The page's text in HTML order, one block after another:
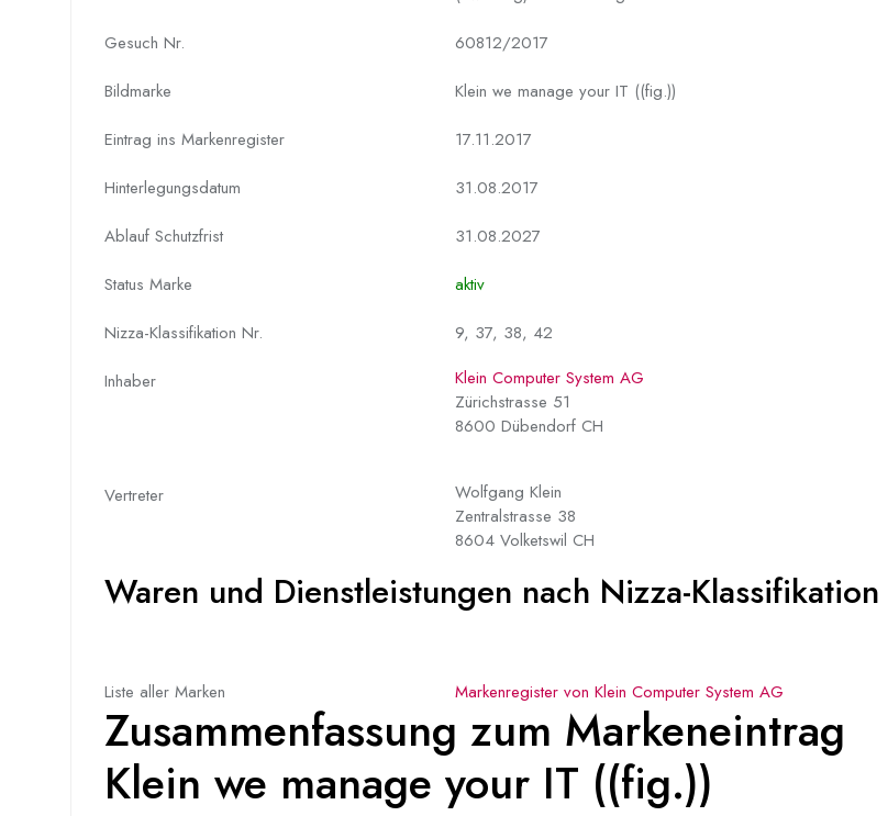
Gesuch Nr.
60812/2017
Bildmarke
Klein we manage your IT ((fig.))
Eintrag ins Markenregister
17.11.2017
Hinterlegungs­datum
31.08.2017
Ablauf Schutzfrist
31.08.2027
Status Marke
aktiv
Nizza-Klassifikation Nr.
9, 37, 38, 42
Inhaber
Klein Computer System AG
Zürichstrasse 51
8600 Dübendorf CH
Vertreter
Wolfgang Klein
Zentralstrasse 38
8604 Volketswil CH
Waren und Dienstleistungen nach Nizza-Klassifikation
Liste aller Marken Markenregister von Klein Computer System AG
Zusammenfassung zum Markeneintrag
Klein we manage your IT ((fig.))